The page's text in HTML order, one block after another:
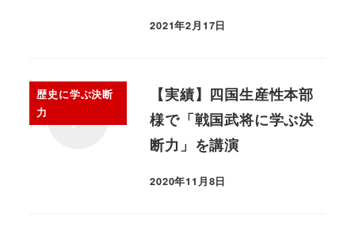
2021年2月17日
歴史に学ぶ決断
力
【実績】四国生産性本部
様で「戦国武将に学ぶ決
断力」を講演
2020年11月8日